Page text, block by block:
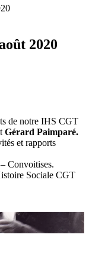
2020
de notre IHS CGT
Gérard Paimparé.
et rapports
Convoitises.
Sociale CGT